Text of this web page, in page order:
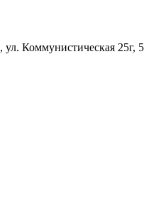
, ул. Коммунистическая 25г, 5